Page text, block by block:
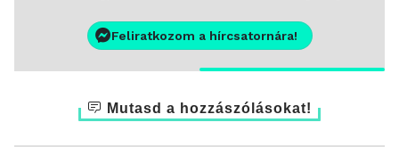
Feliratkozom a hírcsatornára!
Mutasd a hozzászólásokat!